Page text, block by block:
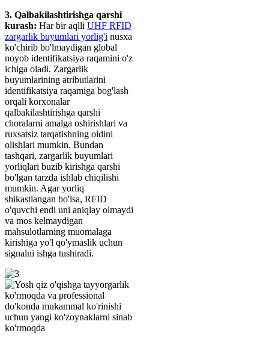
3. Qalbakilashtirishga qarshi
kurash: Har bir aqlli UHF RFID
zargarlik buyumlari yorlig'i nusxa
ko'chirib bo'lmaydigan global
noyob identifikatsiya raqamini o'z
ichiga oladi. Zargarlik
buyumlarining atributlarini
identifikatsiya raqamiga bog'lash
orqali korxonalar
qalbakilashtirishga qarshi
choralarni amalga oshirishlari va
ruxsatsiz tarqatishning oldini
olishlari mumkin. Bundan
tashqari, zargarlik buyumlari
yorliqlari buzib kirishga qarshi
bo'lgan tarzda ishlab chiqilishi
mumkin. Agar yorliq
shikastlangan bo'lsa, RFID
o'quvchi endi uni aniqlay olmaydi
va mos kelmaydigan
mahsulotlarning muomalaga
kirishiga yo'l qo'ymaslik uchun
signalni ishga tushiradi.